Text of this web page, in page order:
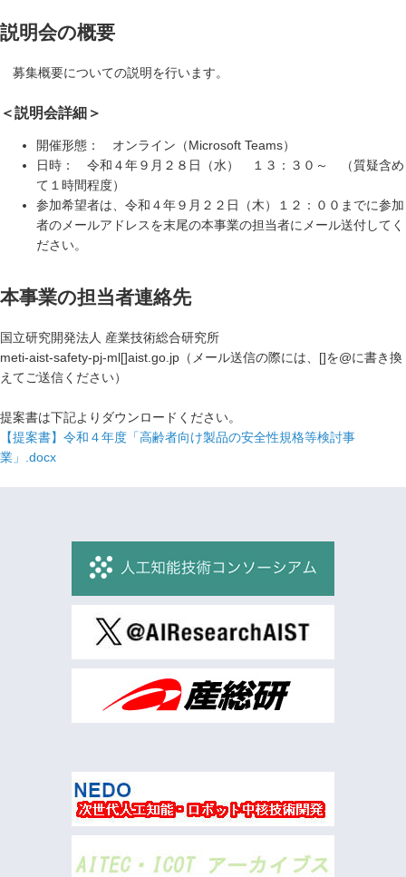
説明会の概要
募集概要についての説明を行います。
＜説明会詳細＞
開催形態： オンライン（Microsoft Teams）
日時： 令和４年９月２８日（水） １３：３０～ （質疑含め
て１時間程度）
参加希望者は、令和４年９月２２日（木）１２：００までに参加
者のメールアドレスを末尾の本事業の担当者にメール送付してく
ださい。
本事業の担当者連絡先
国立研究開発法人 産業技術総合研究所
meti-aist-safety-pj-ml[]aist.go.jp（メール送信の際には、[]を@に書き換
えてご送信ください）
提案書は下記よりダウンロードください。
【提案書】令和４年度「高齢者向け製品の安全性規格等検討事
業」.docx